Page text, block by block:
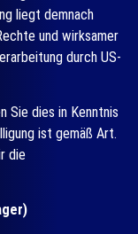
liegt demnach
und wirksamer
durch US-
Sie dies in Kenntnis
ist gemäß Art.
die